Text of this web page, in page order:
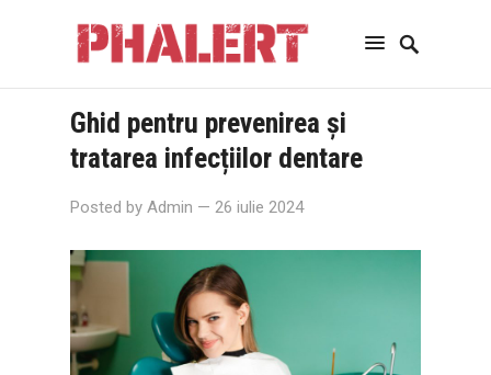
Ghid pentru prevenirea și
tratarea infecțiilor dentare
Posted by Admin — 26 iulie 2024